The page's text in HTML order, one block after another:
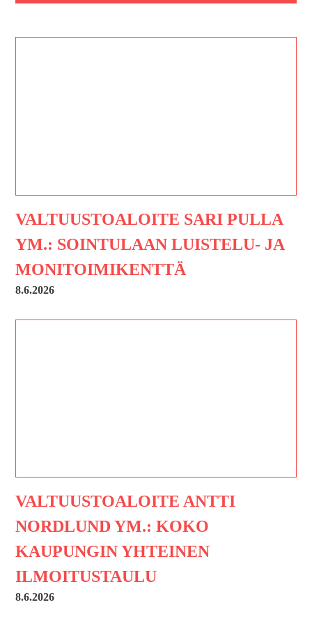
VALTUUSTOALOITE SARI PULLA
YM.: SOINTULAAN LUISTELU- JA
MONITOIMIKENTTÄ
8.6.2026
VALTUUSTOALOITE ANTTI
NORDLUND YM.: KOKO
KAUPUNGIN YHTEINEN
ILMOITUSTAULU
8.6.2026